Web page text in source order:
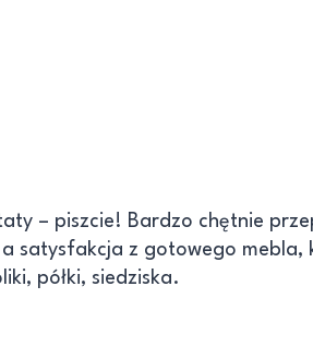
– piszcie! Bardzo chętnie
satysfakcja z gotowego mebla,
półki, siedziska.